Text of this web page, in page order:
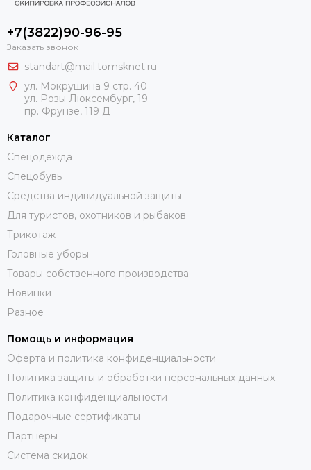
+7(3822)90-96-95
Заказать звонок
standart@mail.tomsknet.ru
ул. Мокрушина 9 стр. 40
ул. Розы Люксембург, 19
пр. Фрунзе, 119 Д
Каталог
Спецодежда
Спецобувь
Средства индивидуальной защиты
Для туристов, охотников и рыбаков
Трикотаж
Головные уборы
Товары собственного производства
Новинки
Разное
Помощь и информация
Оферта и политика конфиденциальности
Политика защиты и обработки персональных данных
Политика конфиденциальности
Подарочные сертификаты
Партнеры
Система скидок